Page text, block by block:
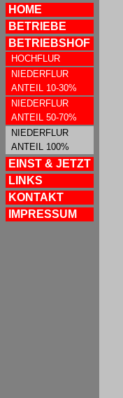
HOME
BETRIEBE
BETRIEBSHOF
HOCHFLUR
NIEDERFLUR
ANTEIL 10-30%
NIEDERFLUR
ANTEIL 50-70%
NIEDERFLUR
ANTEIL 100%
EINST & JETZT
LINKS
KONTAKT
IMPRESSUM